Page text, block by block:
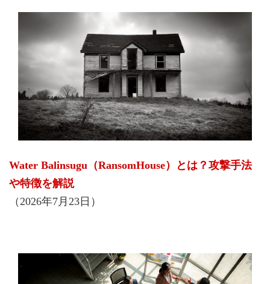
Water Balinsugu（RansomHouse）とは？攻撃手法
や特徴を解説
（2026年7月23日）